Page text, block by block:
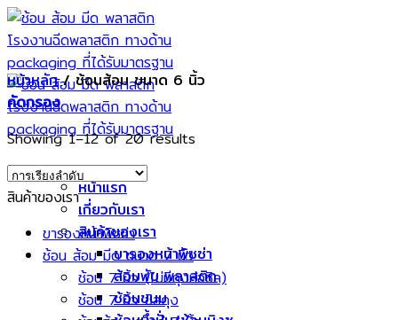
Skip
to
content
หน้าแรก
เกี่ยวกับเรา
สินค้าของเรา
ขารองหน้าพิซซ่า
ส้อมพับ พลาสติก
ช้อนขนม
หน้าหลัก /ช้อนส้อม ขนาด 6 นิ้ว
คัดกรอง
Showing 1–12 of 20 results
สินค้าของเรา
ขารองหน้าพิซซ่า
ช้อน ส้อม มีด ขนาด 7 นิ้ว
ช้อน 7 นิ้ว (ไม่มีถุงห่อซิล)
ช้อน 7 นิ้ว ซิลถุง